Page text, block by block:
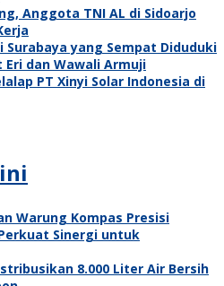
Anggota TNI AL di Sidoarjo
Surabaya yang Sempat Diduduki
dan Wawali Armuji
PT Xinyi Solar Indonesia di
Warung Kompas Presisi
Sinergi untuk
8.000 Liter Air Bersih